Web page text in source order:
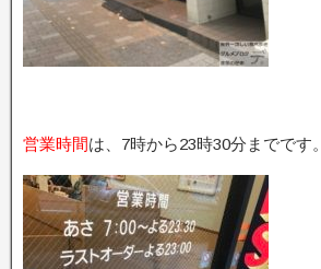
営業時間は、7時から23時30分までです。